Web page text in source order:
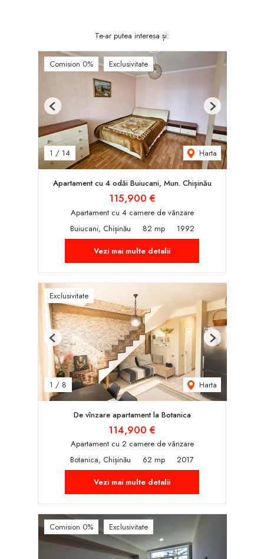
Te-ar putea interesa și:
Comision 0% Exclusivitate
1 / 14 Harta
Previous Next
Apartament cu 4 odăi Buiucani, Mun. Chișinău
115,900 €
Apartament cu 4 camere de vânzare
Buiucani, Chișinău
82 mp
1992
Vezi mai multe detalii
Exclusivitate
1 / 8 Harta
Previous Next
De vînzare apartament la Botanica
114,900 €
Apartament cu 2 camere de vânzare
Botanica, Chișinău
62 mp
2017
Vezi mai multe detalii
Comision 0% Exclusivitate